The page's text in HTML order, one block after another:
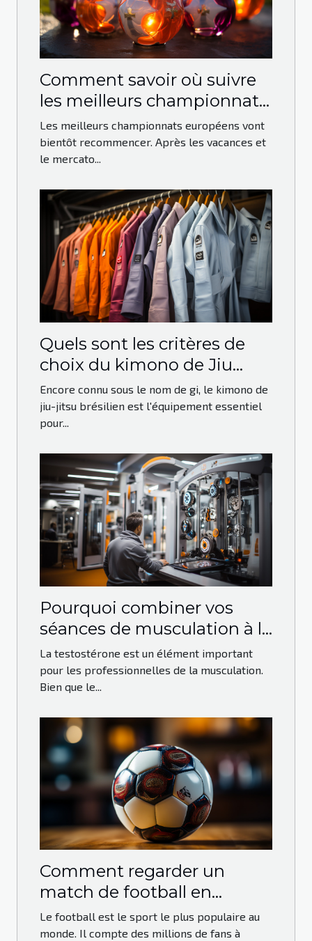
Comment savoir où suivre
les meilleurs championnats
européens ?
Les meilleurs championnats européens vont
bientôt recommencer. Après les vacances et
le mercato...
Quels sont les critères de
choix du kimono de Jiu
Jitsu Brésilien ?
Encore connu sous le nom de gi, le kimono de
jiu-jitsu brésilien est l'équipement essentiel
pour...
Pourquoi combiner vos
séances de musculation à la
prise de Testo-max ?
La testostérone est un élément important
pour les professionnelles de la musculation.
Bien que le...
Comment regarder un
match de football en
direct?
Le football est le sport le plus populaire au
monde. Il compte des millions de fans à